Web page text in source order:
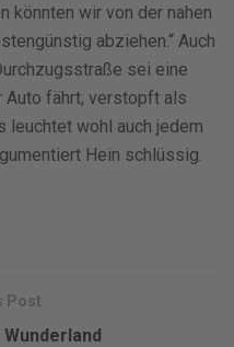
könnten wir von der nahen
abziehen.“ Auch
sei eine
Auto fährt, verstopft als
leuchtet wohl auch jedem
Hein schlüssig.
Post